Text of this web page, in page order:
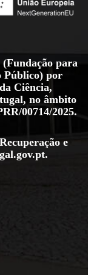
para
Público) por
Ciência,
no âmbito
00714/2025.
e
.